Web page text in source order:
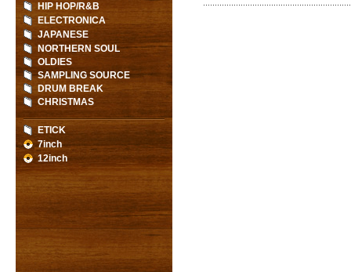
HIP HOP/R&B
ELECTRONICA
JAPANESE
NORTHERN SOUL
OLDIES
SAMPLING SOURCE
DRUM BREAK
CHRISTMAS
ETICK
7inch
12inch